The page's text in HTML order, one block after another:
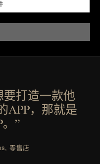
打造一款他
APP，那就是
”
零售店